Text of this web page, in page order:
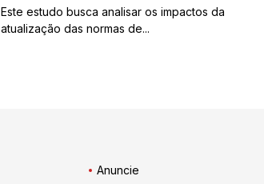
Este estudo busca analisar os impactos da
atualização das normas de...
Anuncie